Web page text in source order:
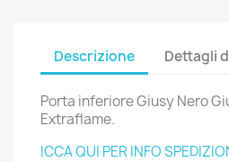
Descrizione Dettagli
Porta inferiore Giusy Nero
Extraflame.
ICCA QUI PER INFO